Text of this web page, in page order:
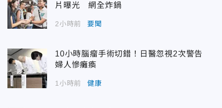
片曝光 網全炸鍋
2小時前 要聞
10小時腦瘤手術切錯！日醫忽視2次警告
婦人慘癱瘓
1小時前 健康